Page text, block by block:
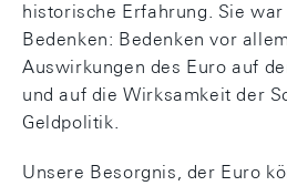
historische Erfahrung. Sie
Bedenken: Bedenken vor
Auswirkungen des Euro auf
und auf die Wirksamkeit der
Geldpolitik.
Unsere Besorgnis, der Euro